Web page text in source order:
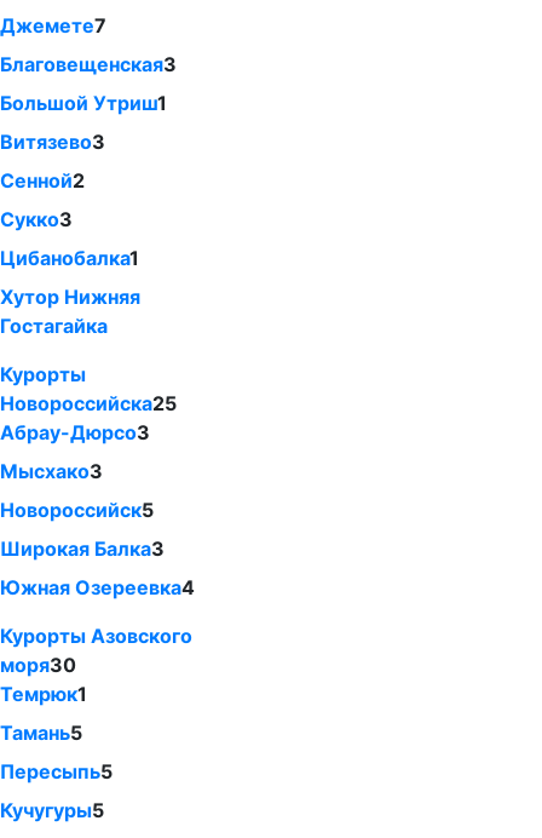
Джемете7
Благовещенская3
Большой Утриш1
Витязево3
Сенной2
Сукко3
Цибанобалка1
Хутор Нижняя
Гостагайка
Курорты
Новороссийска25
Абрау-Дюрсо3
Мысхако3
Новороссийск5
Широкая Балка3
Южная Озереевка4
Курорты Азовского
моря30
Темрюк1
Тамань5
Пересыпь5
Кучугуры5